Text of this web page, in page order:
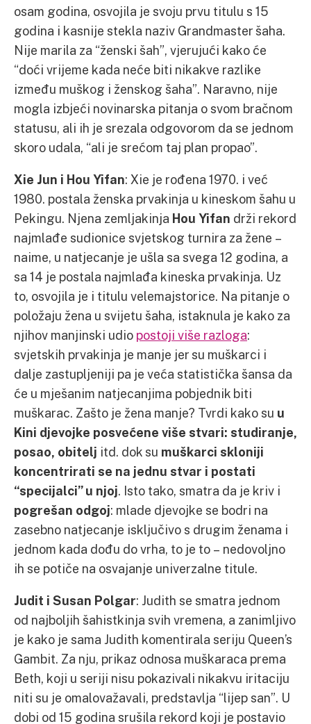
osam godina, osvojila je svoju prvu titulu s 15
godina i kasnije stekla naziv Grandmaster šaha.
Nije marila za “ženski šah”, vjerujući kako će
“doći vrijeme kada neće biti nikakve razlike
između muškog i ženskog šaha”. Naravno, nije
mogla izbjeći novinarska pitanja o svom bračnom
statusu, ali ih je srezala odgovorom da se jednom
skoro udala, “ali je srećom taj plan propao”.
Xie Jun i Hou Yifan: Xie je rođena 1970. i već
1980. postala ženska prvakinja u kineskom šahu u
Pekingu. Njena zemljakinja Hou Yifan drži rekord
najmlađe sudionice svjetskog turnira za žene –
naime, u natjecanje je ušla sa svega 12 godina, a
sa 14 je postala najmlađa kineska prvakinja. Uz
to, osvojila je i titulu velemajstorice. Na pitanje o
položaju žena u svijetu šaha, istaknula je kako za
njihov manjinski udio postoji više razloga:
svjetskih prvakinja je manje jer su muškarci i
dalje zastupljeniji pa je veća statistička šansa da
će u mješanim natjecanjima pobjednik biti
muškarac. Zašto je žena manje? Tvrdi kako su u
Kini djevojke posvećene više stvari: studiranje,
posao, obitelj itd. dok su muškarci skloniji
koncentrirati se na jednu stvar i postati
“specijalci” u njoj. Isto tako, smatra da je kriv i
pogrešan odgoj: mlade djevojke se bodri na
zasebno natjecanje isključivo s drugim ženama i
jednom kada dođu do vrha, to je to – nedovoljno
ih se potiče na osvajanje univerzalne titule.
Judit i Susan Polgar: Judith se smatra jednom
od najboljih šahistkinja svih vremena, a zanimljivo
je kako je sama Judith komentirala seriju Queen’s
Gambit. Za nju, prikaz odnosa muškaraca prema
Beth, koji u seriji nisu pokazivali nikakvu iritaciju
niti su je omalovažavali, predstavlja “lijep san”. U
dobi od 15 godina srušila rekord koji je postavio